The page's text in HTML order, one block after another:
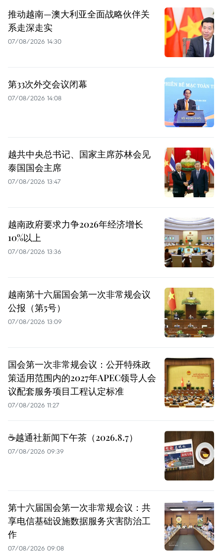
推动越南—澳大利亚全面战略伙伴关
系走深走实
07/08/2026 14:30
第33次外交会议闭幕
07/08/2026 14:08
越共中央总书记、国家主席苏林会见
泰国国会主席
07/08/2026 13:47
越南政府要求力争2026年经济增长
10%以上
07/08/2026 13:36
越南第十六届国会第一次非常规会议
公报（第5号）
07/08/2026 13:09
国会第一次非常规会议：公开特殊政
策适用范围内的2027年APEC领导人会
议配套服务项目工程认定标准
07/08/2026 11:27
☕️越通社新闻下午茶（2026.8.7）
07/08/2026 09:39
第十六届国会第一次非常规会议：共
享电信基础设施数据服务灾害防治工
作
07/08/2026 09:08